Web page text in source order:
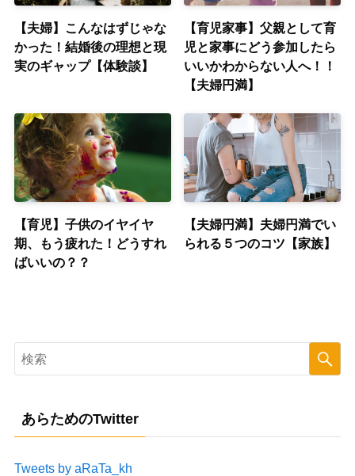
【夫婦】こんなはずじゃな
かった！結婚後の理想と現
実のギャップ【体験談】
【育児家事】父親として育
児と家事にどう参加したら
いいかわからない人へ！！
【夫婦円満】
【育児】子供のイヤイヤ
期、もう疲れた！どうすれ
ばいいの？？
【夫婦円満】夫婦円満でい
られる５つのコツ【家族】
あらためのTwitter
Tweets by aRaTa_kh